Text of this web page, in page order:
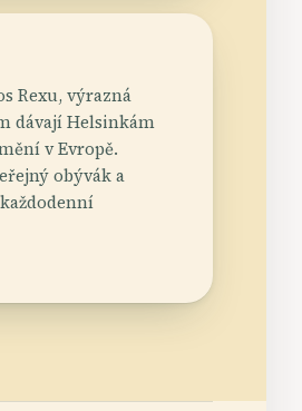
Rexu, výrazná
dávají Helsinkám
v Evropě.
obývák a